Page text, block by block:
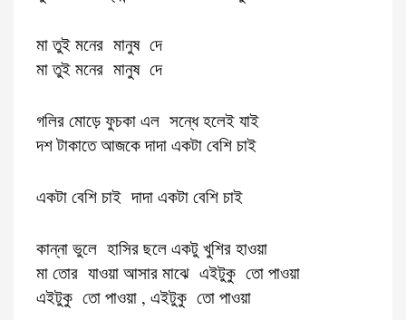
মা তুই মনের মানুষ দে
মা তুই মনের মানুষ দে
গলির মোড়ে ফুচকা এল সন্ধে হলেই যাই
দশ টাকাতে আজকে দাদা একটা বেশি চাই
একটা বেশি চাই দাদা একটা বেশি চাই
কান্না ভুলে হাসির ছলে একটু খুশির হাওয়া
মা তোর যাওয়া আসার মাঝে এইটুকু তো পাওয়া
এইটুকু তো পাওয়া , এইটুকু তো পাওয়া